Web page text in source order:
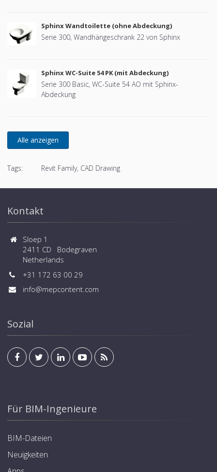
Sphinx Wandtoilette (ohne Abdeckung)
Serie 300, Wandhängeschrank 22 von Sphinx
Sphinx WC-Suite 54 PK (mit Abdeckung)
Serie 300 Basic, WC-Suite 54 AO mit Sphinx-
Abdeckung
Tags: Revit Family, CAD Drawing
Kontakt
Sloep 1
2411 CD Bodegraven
Netherlands
+31 172 63 00 29
info@mepcontent.com
Sozial
Für BIM-Ingenieure
BIM-Dateien
Neuigkeiten